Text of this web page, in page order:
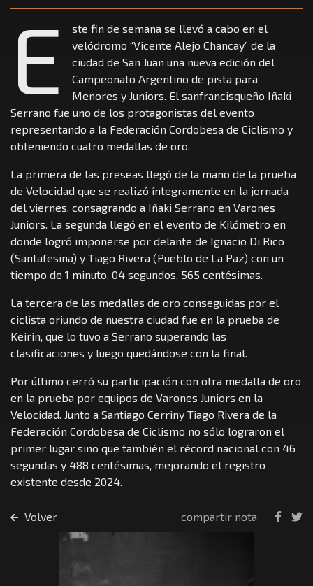
E
ste fin de semana se llevó a cabo en el
velódromo “Vicente Alejo Chancay” de la
ciudad de San Juan una nueva edición del
Campeonato Argentino de pista para
Menores y Juniors. El sanfrancisqueño Iñaki
Serrano fue uno de los protagonistas del evento
representando a la Federación Cordobesa de Ciclismo y
obteniendo cuatro medallas de oro.
La primera de las preseas llegó de la mano de la prueba
de Velocidad que se realizó íntegramente en la jornada
del viernes, consagrando a Iñaki Serrano en Varones
Juniors. La segunda llegó en el evento de Kilómetro en
donde logró imponerse por delante de Ignacio Di Rico
(Santafesina) y Tiago Rivera (Pueblo de La Paz) con un
tiempo de 1 minuto, 04 segundos, 565 centésimas.
La tercera de las medallas de oro conseguidas por el
ciclista oriundo de nuestra ciudad fue en la prueba de
Keirin, que lo tuvo a Serrano superando las
clasificaciones y luego quedándose con la final.
Por último cerró su participación con otra medalla de oro
en la prueba por equipos de Varones Juniors en la
Velocidad. Junto a Santiago Cerriny Tiago Rivera de la
Federación Cordobesa de Ciclismo no sólo lograron el
primer lugar sino que también el récord nacional con 46
segundas y 488 centésimas, mejorando el registro
existente desde 2024.
Volver compartir nota